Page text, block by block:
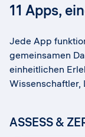
11 Apps,
Jede App
gemeinsamen
einheitlichen
Wissenschaftler,
ASSESS &